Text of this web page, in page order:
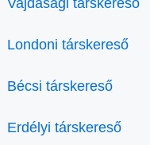
Vajdasági társkereső
Londoni társkereső
Bécsi társkereső
Erdélyi társkereső